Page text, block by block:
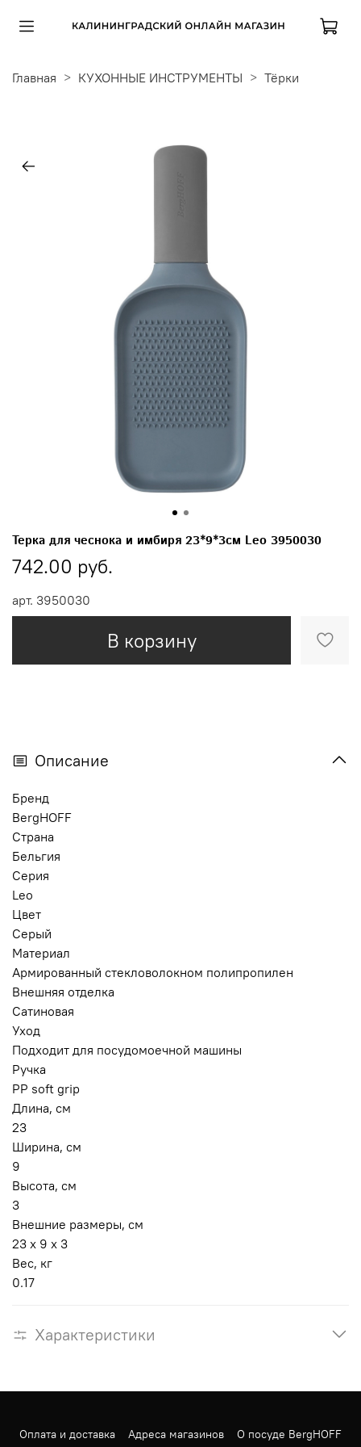
Главная КУХОННЫЕ ИНСТРУМЕНТЫ Тёрки
арт. 3950030
Терка для чеснока и имбиря 23*9*3см Leo 3950030
742.00 руб.
В корзину
Описание
Бренд
BergHOFF
Страна
Бельгия
Серия
Leo
Цвет
Серый
Материал
Армированный стекловолокном полипропилен
Внешняя отделка
Сатиновая
Уход
Подходит для посудомоечной машины
Ручка
PP soft grip
Длина, см
23
Ширина, см
9
Высота, см
3
Внешние размеры, см
23 x 9 x 3
Вес, кг
0.17
Характеристики
Оплата и доставка Адреса магазинов О посуде BergHOFF